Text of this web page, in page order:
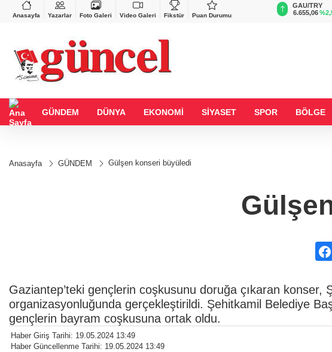
Anasayfa Yazarlar Foto Galeri Video Galeri Fikstür Puan Durumu
%-0,22
VND
0,0018
%0,41
GAU/TRY
6.655,06%2,50
BIST 100
13.779,39%-
GÜNDEM DÜNYA EKONOMİ SİYASET SPOR BÖLGE
Anasayfa GÜNDEM Gülşen konseri büyüledi
Gaziantep’teki gençlerin coşkusunu doruğa çıkaran konser,
organizasyonluğunda gerçekleştirildi. Şehitkamil Belediye
gençlerin bayram coşkusuna ortak oldu.
Haber Giriş Tarihi: 19.05.2024 13:49
Haber Güncellenme Tarihi: 19.05.2024 13:49